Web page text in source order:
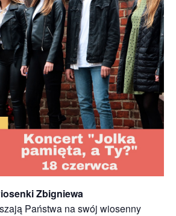
Zbigniewa
Państwa na swój wiosenny